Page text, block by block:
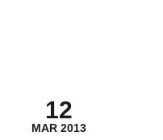
12
MAR 2013